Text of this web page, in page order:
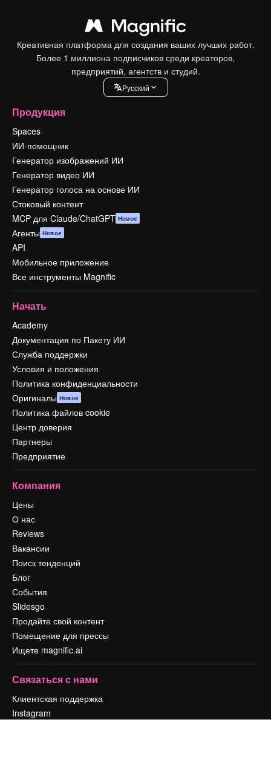
Креативная платформа для создания ваших лучших работ.
Более 1 миллиона подписчиков среди креаторов,
предприятий, агентств и студий.
Pусский
Продукция
Spaces
ИИ-помощник
Генератор изображений ИИ
Генератор видео ИИ
Генератор голоса на основе ИИ
Стоковый контент
MCP для Claude/ChatGPT Новое
Агенты Новое
API
Мобильное приложение
Все инструменты Magnific
Начать
Academy
Документация по Пакету ИИ
Служба поддержки
Условия и положения
Политика конфиденциальности
Оригиналы Новое
Политика файлов cookie
Центр доверия
Партнеры
Предприятие
Компания
Цены
О нас
Reviews
Вакансии
Поиск тенденций
Блог
События
Slidesgo
Продайте свой контент
Помещение для прессы
Ищете magnific.ai
Связаться с нами
Клиентская поддержка
Instagram